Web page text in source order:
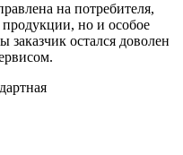
на потребителя,
продукции, но и особое
остался доволен